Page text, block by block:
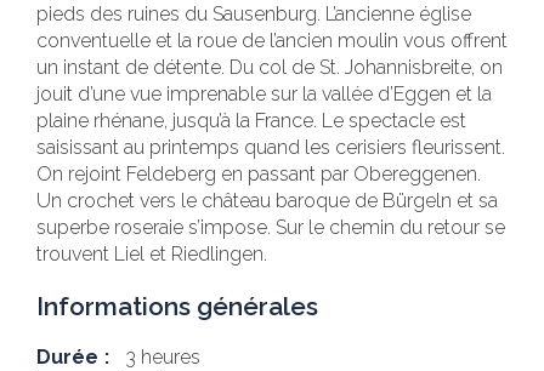
pieds des ruines du Sausenburg. L’ancienne église
conventuelle et la roue de l’ancien moulin vous offrent
un instant de détente. Du col de St. Johannisbreite, on
jouit d’une vue imprenable sur la vallée d’Eggen et la
plaine rhénane, jusqu’à la France. Le spectacle est
saisissant au printemps quand les cerisiers fleurissent.
On rejoint Feldeberg en passant par Obereggenen.
Un crochet vers le château baroque de Bürgeln et sa
superbe roseraie s’impose. Sur le chemin du retour se
trouvent Liel et Riedlingen.
Informations générales
Durée
3 heures